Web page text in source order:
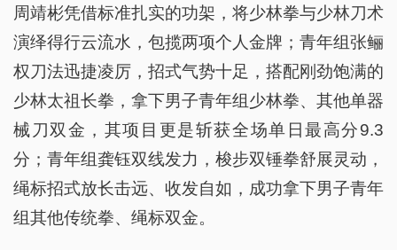
周靖彬凭借标准扎实的功架，将少林拳与少林刀术
演绎得行云流水，包揽两项个人金牌；青年组张鲡
权刀法迅捷凌厉，招式气势十足，搭配刚劲饱满的
少林太祖长拳，拿下男子青年组少林拳、其他单器
械刀双金，其项目更是斩获全场单日最高分9.3
分；青年组龚钰双线发力，梭步双锤拳舒展灵动，
绳标招式放长击远、收发自如，成功拿下男子青年
组其他传统拳、绳标双金。